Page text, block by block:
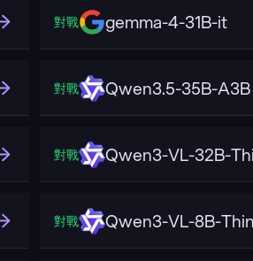
對戰 gemma-4-31B-it
對戰 Qwen3.5-35B-A3B
對戰 Qwen3-VL-32B-
對戰 Qwen3-VL-8B-